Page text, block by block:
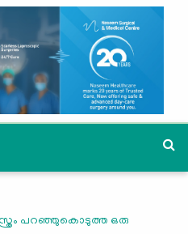
പറഞ്ഞുകൊടുത്ത ഒരു